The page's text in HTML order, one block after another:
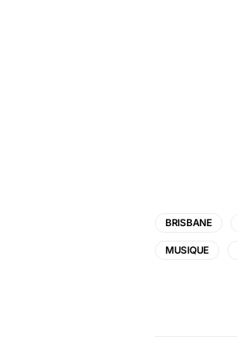
BRISBANE
MUSIQUE